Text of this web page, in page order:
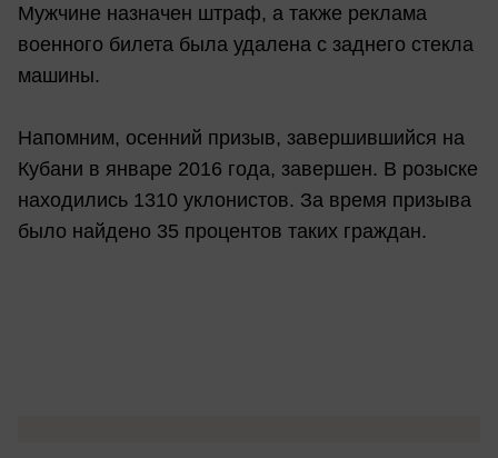
Мужчине назначен штраф, а также реклама
военного билета была удалена с заднего стекла
машины.
Напомним, осенний призыв, завершившийся на
Кубани в январе 2016 года, завершен. В розыске
находились 1310 уклонистов. За время призыва
было найдено 35 процентов таких граждан.